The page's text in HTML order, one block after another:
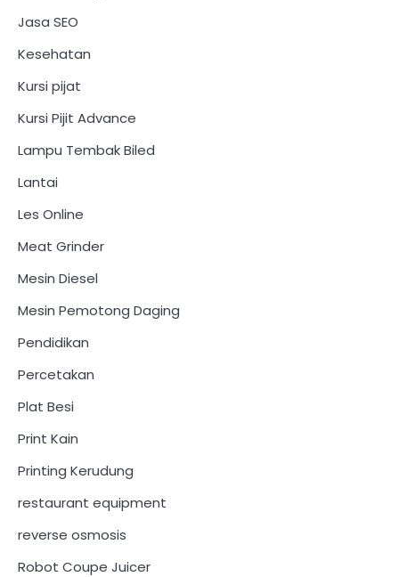
Jasa SEO
Kesehatan
Kursi pijat
Kursi Pijit Advance
Lampu Tembak Biled
Lantai
Les Online
Meat Grinder
Mesin Diesel
Mesin Pemotong Daging
Pendidikan
Percetakan
Plat Besi
Print Kain
Printing Kerudung
restaurant equipment
reverse osmosis
Robot Coupe Juicer